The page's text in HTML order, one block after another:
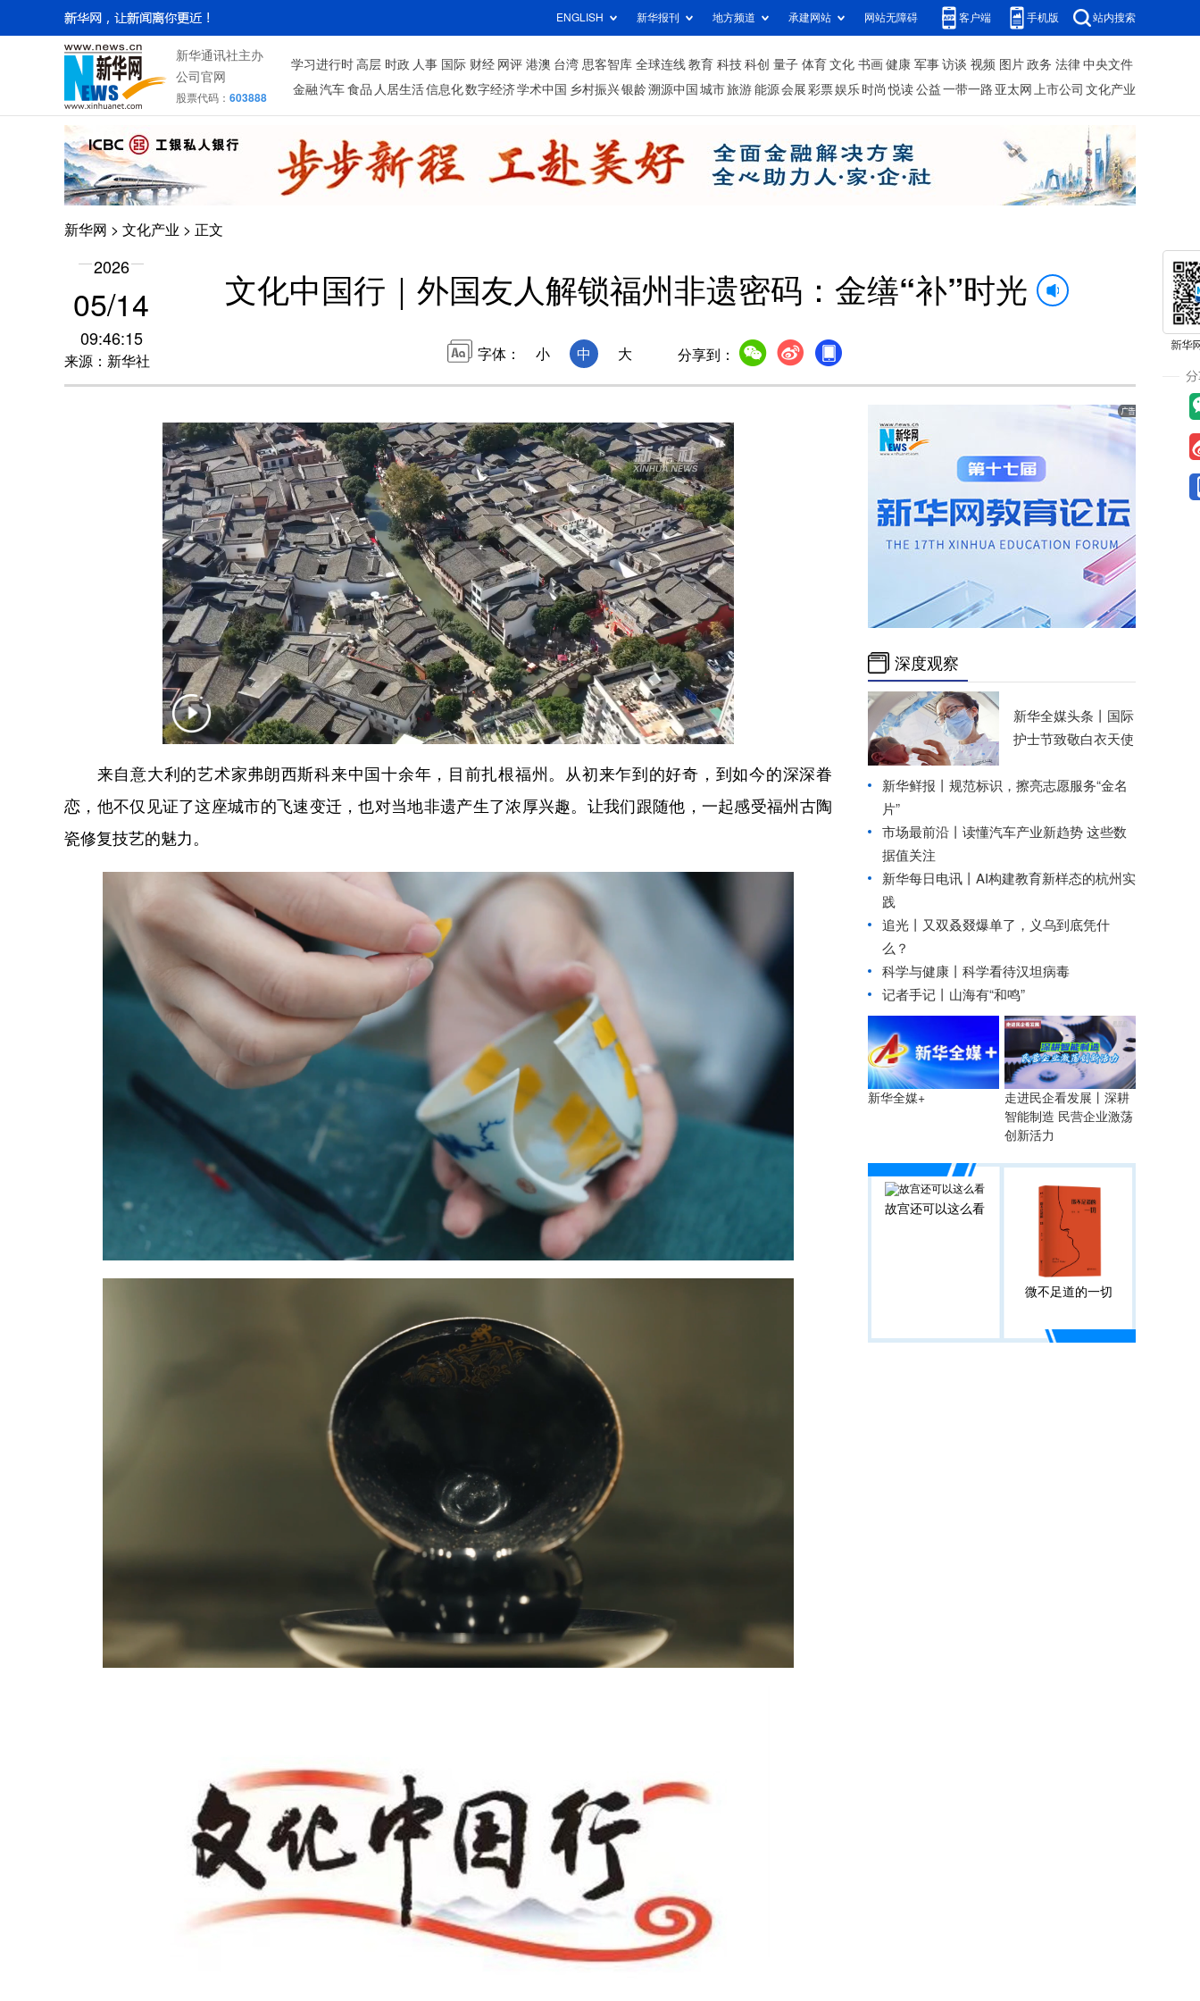
ENGLISH 新华报刊 地方频道 承建网站 网站无障碍 客户端 手机版 站内搜索
新华通讯社主办
公司官网
股票代码： 603888
学习进行时 高层 时政 人事 国际 财经 网评 港澳 台湾 思客智库 全球连线 教育 科技 科创 量子 体育 文化 书画 健康 军事 访谈 视频 图片 政务 法律 中央文件
金融 汽车 食品 人居生活信息化数字经济学术中国 乡村振兴银龄溯源中国 城市旅游 能源 会展 彩票娱乐 时尚 悦读 公益 一带一路 亚太网 上市公司 文化产业
新华网 > 文化产业 > 正文
2026
05/14
09:46:15
来源：新华社
文化中国行｜外国友人解锁福州非遗密码：金缮“补”时光
字体： 小 中 大 分享到：
来自意大利的艺术家弗朗西斯科来中国十余年，目前扎根福州。从初来乍到的好奇，到如今的深深眷
恋，他不仅见证了这座城市的飞速变迁，也对当地非遗产生了浓厚兴趣。让我们跟随他，一起感受福州古陶
瓷修复技艺的魅力。
深度观察
新华全媒头条丨
国际
护士节致敬白衣天使
新华鲜报丨规范标识，擦亮志愿服务“金名
片”
市场最前沿丨读懂汽车产业新趋势 这些数
据值关注
新华每日电讯丨 AI构建教育新样态的杭州实
践
追光丨
又双叒叕爆单了，义乌到底凭什
么？
科学与健康丨科学看待汉坦病毒
记者手记丨山海有“和鸣”
新华全媒+
走进民企看发展丨深耕
智能制造 民营企业激荡
创新活力
故宫还可以这么看
微不足道的一切